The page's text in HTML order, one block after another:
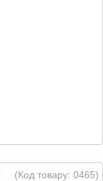
(Код товару: 0465)